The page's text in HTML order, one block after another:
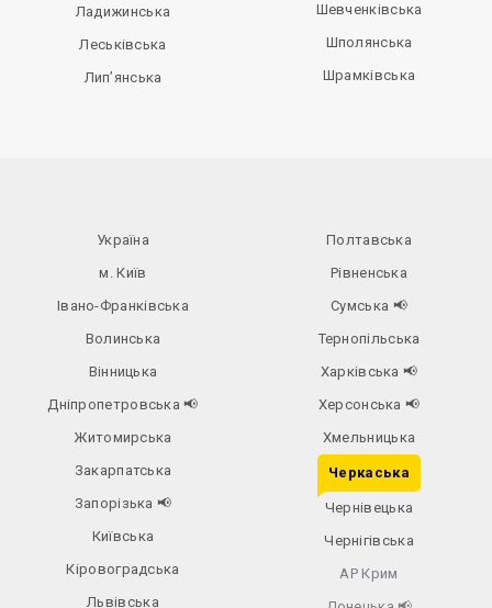
Ладижинська
Леськівська
Лип’янська
Шевченківська
Шполянська
Шрамківська
Україна
м. Київ
Івано-Франківська
Волинська
Вінницька
Дніпропетровська📢
Житомирська
Закарпатська
Запорізька 📢
Київська
Кіровоградська
Львівська
Полтавська
Рівненська
Сумська 📢
Тернопільська
Харківська 📢
Херсонська 📢
Хмельницька
Черкаська
Чернівецька
Чернігівська
АР Крим